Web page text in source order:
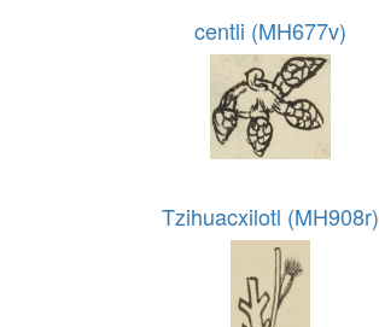
centli (MH677v)
Tzihuacxilotl (MH908r)